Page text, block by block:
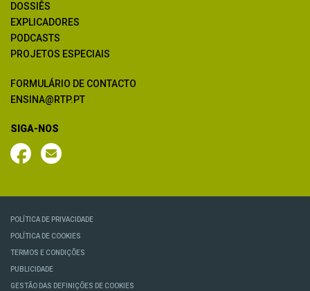
DOSSIÊS
EXPLICADORES
PODCASTS
PROJETOS ESPECIAIS
FORMULÁRIO DE CONTACTO
ENSINA@RTP.PT
SIGA-NOS
POLÍTICA DE PRIVACIDADE
POLÍTICA DE COOKIES
TERMOS E CONDIÇÕES
PUBLICIDADE
GESTÃO DAS DEFINIÇÕES DE COOKIES